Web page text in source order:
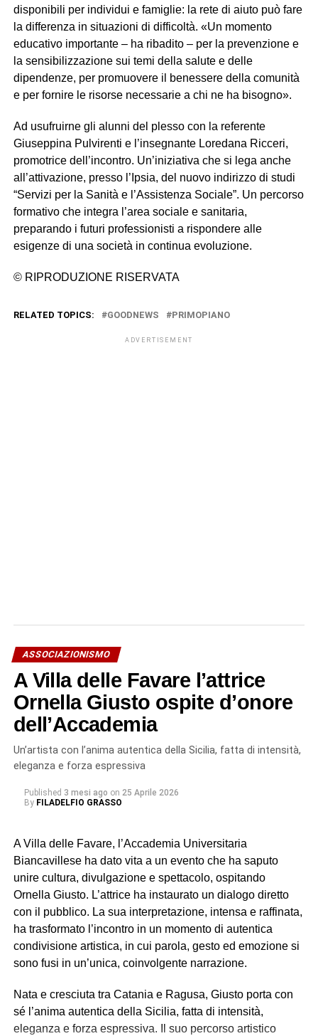
disponibili per individui e famiglie: la rete di aiuto può fare
la differenza in situazioni di difficoltà. «Un momento
educativo importante – ha ribadito – per la prevenzione e
la sensibilizzazione sui temi della salute e delle
dipendenze, per promuovere il benessere della comunità
e per fornire le risorse necessarie a chi ne ha bisogno».
Ad usufruirne gli alunni del plesso con la referente
Giuseppina Pulvirenti e l’insegnante Loredana Ricceri,
promotrice dell’incontro. Un’iniziativa che si lega anche
all’attivazione, presso l’Ipsia, del nuovo indirizzo di studi
“Servizi per la Sanità e l’Assistenza Sociale”. Un percorso
formativo che integra l’area sociale e sanitaria,
preparando i futuri professionisti a rispondere alle
esigenze di una società in continua evoluzione.
© RIPRODUZIONE RISERVATA
RELATED TOPICS: GOODNEWS PRIMOPIANO
ADVERTISEMENT
ASSOCIAZIONISMO
A Villa delle Favare l’attrice
Ornella Giusto ospite d’onore
dell’Accademia
Un’artista con l’anima autentica della Sicilia, fatta di intensità,
eleganza e forza espressiva
Published 3 mesi ago on 25 Aprile 2026
By FILADELFIO GRASSO
A Villa delle Favare, l’Accademia Universitaria
Biancavillese ha dato vita a un evento che ha saputo
unire cultura, divulgazione e spettacolo, ospitando
Ornella Giusto. L’attrice ha instaurato un dialogo diretto
con il pubblico. La sua interpretazione, intensa e raffinata,
ha trasformato l’incontro in un momento di autentica
condivisione artistica, in cui parola, gesto ed emozione si
sono fusi in un’unica, coinvolgente narrazione.
Nata e cresciuta tra Catania e Ragusa, Giusto porta con
sé l’anima autentica della Sicilia, fatta di intensità,
eleganza e forza espressiva. Il suo percorso artistico